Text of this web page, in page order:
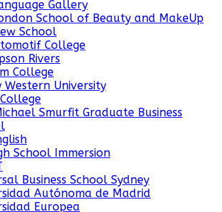
Gallery
School of Beauty and MakeUp
School
College
Rivers
College
Western University
Smurfit Graduate Business
School Immersion
Business School Sydney
Autónoma de Madrid
Europea